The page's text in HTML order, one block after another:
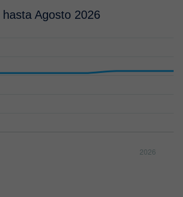
hasta Agosto 2026